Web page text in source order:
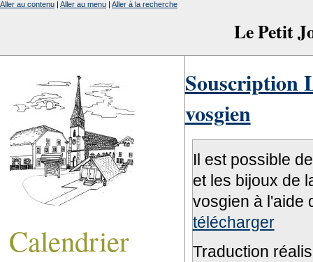
Le Petit
Aller au contenu | Aller au menu | Aller à la recherche
Souscription
vosgien
Il est possible
et les bijoux de
vosgien à l'aide
télécharger
Traduction
Calendrier